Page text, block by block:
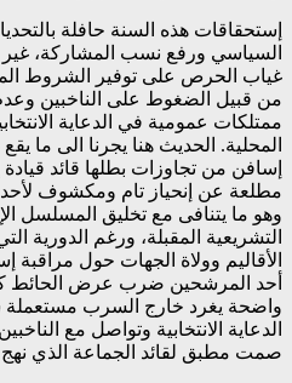
إستحقاقات هذه السنة حافلة
السياسي ورفع نسب المشاركة،
غياب الحرص على توفير الشروط
من قبيل الضغوط على الناخبين وعدم
ممتلكات عمومية في الدعاية
المحلية. الحديث هنا يجرنا الى ما يقع
إسافن من تجاوزات بطلها قائد
مطلعة عن إنحياز تام ومكشوف
وهو ما يتنافى مع تخليق المسلسل
التشريعية المقبلة، ورغم الدورية
الأقاليم وولاة الجهات حول مراقبة
أحد المرشحين ضرب عرض الحائط
واضحة يغرد خارج السرب مستعملة
الدعاية الانتخابية وتواصل مع
صمت مطبق لقائد الجماعة الذي